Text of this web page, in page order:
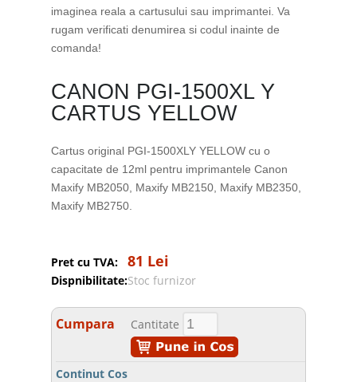
imaginea reala a cartusului sau imprimantei. Va
rugam verificati denumirea si codul inainte de
comanda!
CANON PGI-1500XL Y
CARTUS YELLOW
Cartus original PGI-1500XLY YELLOW cu o
capacitate de 12ml pentru imprimantele Canon
Maxify MB2050, Maxify MB2150, Maxify MB2350,
Maxify MB2750.
Pret cu TVA: 81 Lei
Dispnibilitate:Stoc furnizor
Cumpara Cantitate
Continut Cos